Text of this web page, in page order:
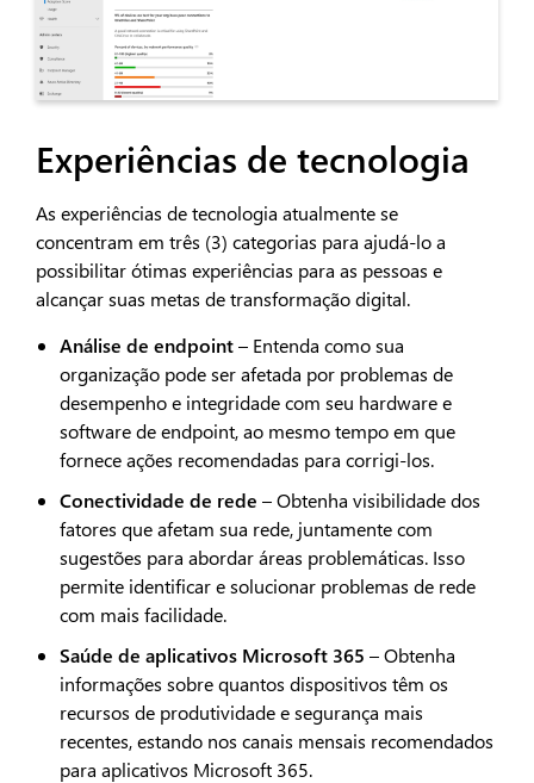
Experiências de tecnologia
As experiências de tecnologia atualmente se
concentram em três (3) categorias para ajudá-lo a
possibilitar ótimas experiências para as pessoas e
alcançar suas metas de transformação digital.
Análise de endpoint– Entenda como sua
organização pode ser afetada por problemas de
desempenho e integridade com seu hardware e
software de endpoint, ao mesmo tempo em que
fornece ações recomendadas para corrigi-los.​​
Conectividade de rede – Obtenha visibilidade dos
fatores que afetam sua rede, juntamente com
sugestões para abordar áreas problemáticas. Isso
permite identificar e solucionar problemas de rede
com mais facilidade.
Saúde de aplicativos Microsoft 365 – Obtenha
informações sobre quantos dispositivos têm os
recursos de produtividade e segurança mais
recentes, estando nos canais mensais recomendados
para aplicativos Microsoft 365.